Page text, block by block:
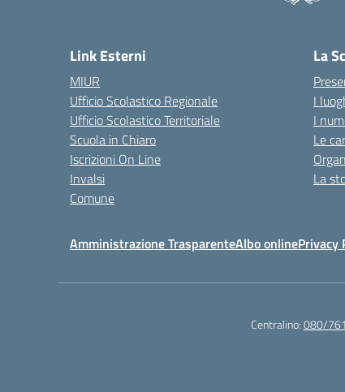
Link Esterni
MIUR
Ufficio Scolastico Regionale
Ufficio Scolastico Territoriale
Scuola in Chiaro
Iscrizioni On Line
Invalsi
Comune
La
I
I
Le
La
Amministrazione TrasparenteAlbo onlinePrivacy
Centralino:080/